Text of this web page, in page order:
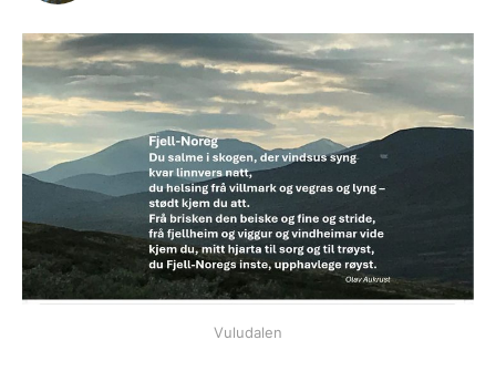
Vuludalen